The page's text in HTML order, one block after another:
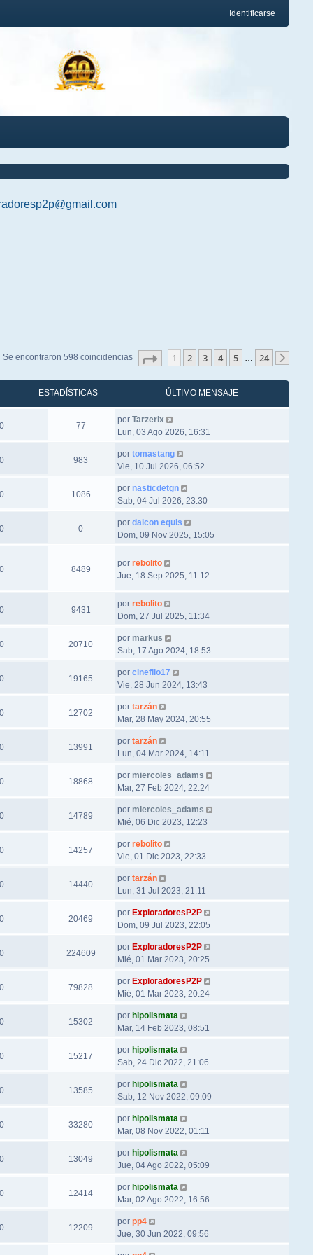
Identificarse
Se encontraron 598 coincidencias Página1 de 24
1 2 3 4 5 … 24
ESTADÍSTICAS ÚLTIMO MENSAJE
0 77
por Tarzerix
Lun, 03 Ago 2026, 16:31
0 983
por tomastang
Vie, 10 Jul 2026, 06:52
0 1086
por nasticdetgn
Sab, 04 Jul 2026, 23:30
0 0
por daicon equis
Dom, 09 Nov 2025, 15:05
0 8489
por rebolito
Jue, 18 Sep 2025, 11:12
0 9431
por rebolito
Dom, 27 Jul 2025, 11:34
0 20710
por markus
Sab, 17 Ago 2024, 18:53
0 19165
por cinefilo17
Vie, 28 Jun 2024, 13:43
0 12702
por tarzán
Mar, 28 May 2024, 20:55
0 13991
por tarzán
Lun, 04 Mar 2024, 14:11
0 18868
por miercoles_adams
Mar, 27 Feb 2024, 22:24
0 14789
por miercoles_adams
Mié, 06 Dic 2023, 12:23
0 14257
por rebolito
Vie, 01 Dic 2023, 22:33
0 14440
por tarzán
Lun, 31 Jul 2023, 21:11
0 20469
por ExploradoresP2P
Dom, 09 Jul 2023, 22:05
0 224609
por ExploradoresP2P
Mié, 01 Mar 2023, 20:25
0 79828
por ExploradoresP2P
Mié, 01 Mar 2023, 20:24
0 15302
por hipolismata
Mar, 14 Feb 2023, 08:51
0 15217
por hipolismata
Sab, 24 Dic 2022, 21:06
0 13585
por hipolismata
Sab, 12 Nov 2022, 09:09
0 33280
por hipolismata
Mar, 08 Nov 2022, 01:11
0 13049
por hipolismata
Jue, 04 Ago 2022, 05:09
0 12414
por hipolismata
Mar, 02 Ago 2022, 16:56
0 12209
por pp4
Jue, 30 Jun 2022, 09:56